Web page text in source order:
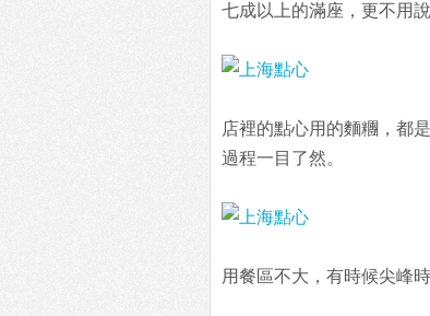
七成以上的滿座，更不用
店裡的點心用的麵糰，都
過程一目了然。
用餐區不大，有時候尖峰